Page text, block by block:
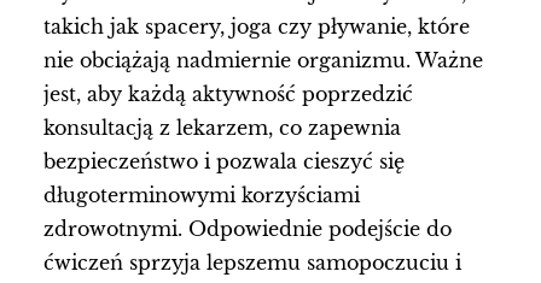
takich jak spacery, joga czy pływanie, które
nie obciążają nadmiernie organizmu. Ważne
jest, aby każdą aktywność poprzedzić
konsultacją z lekarzem, co zapewnia
bezpieczeństwo i pozwala cieszyć się
długoterminowymi korzyściami
zdrowotnymi. Odpowiednie podejście do
ćwiczeń sprzyja lepszemu samopoczuciu i